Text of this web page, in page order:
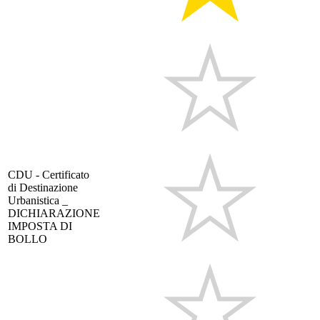
CDU - Certificato
di Destinazione
Urbanistica _
DICHIARAZIONE
IMPOSTA DI
BOLLO